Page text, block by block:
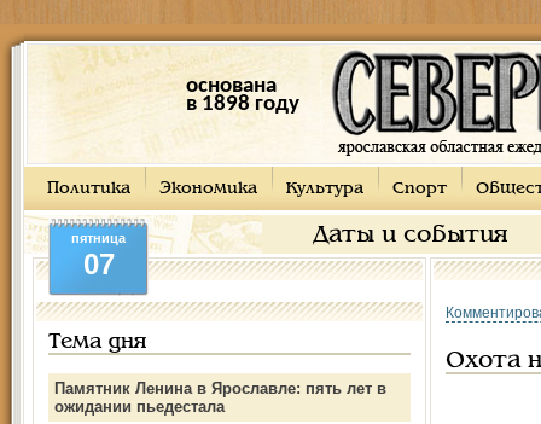
основана
в 1898 году
Политика Экономика Культура Спорт
Даты и события
пятница
07
Тема дня
Памятник Ленина в Ярославле: пять лет в
ожидании пьедестала
Охота